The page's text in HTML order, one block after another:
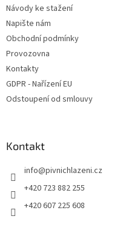
Návody ke stažení
Napište nám
Obchodní podmínky
Provozovna
Kontakty
GDPR - Nařízení EU
Odstoupení od smlouvy
Kontakt
info@pivnichlazeni.cz
+420 723 882 255
+420 607 225 608